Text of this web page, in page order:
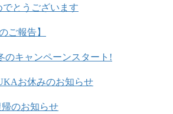
とうございます
ご報告】
のキャンペーンスタート!
お休みのお知らせ
帰のお知らせ